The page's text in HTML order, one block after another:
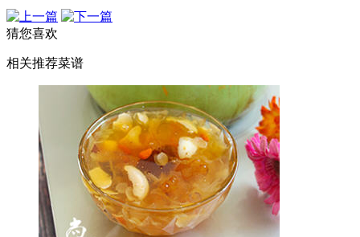
猜您喜欢
相关推荐菜谱